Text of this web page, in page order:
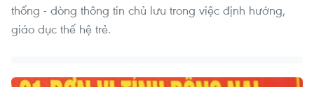
thống - dòng thông tin chủ lưu trong việc định hướng,
giáo dục thế hệ trẻ.